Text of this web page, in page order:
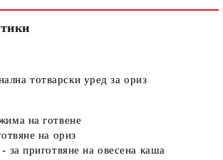
тотварски уред за ориз
на готвене
на ориз
за приготвяне на овесена каша